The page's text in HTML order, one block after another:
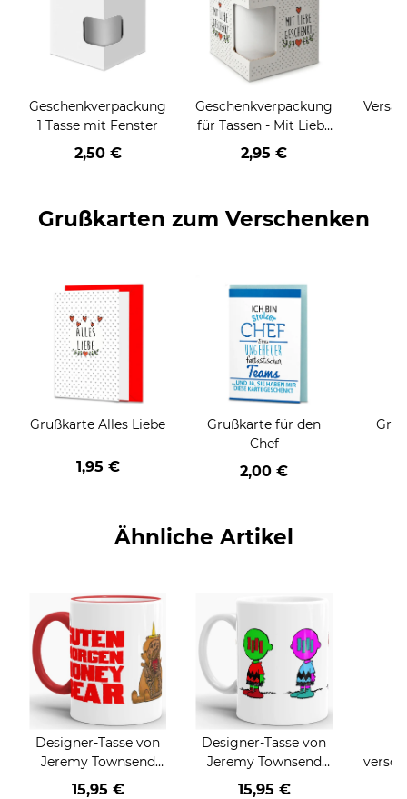
Geschenkverpackung
1 Tasse mit Fenster
2,50 €
Geschenkverpackung
für Tassen - Mit Liebe
geschenkt
2,95 €
Grußkarten zum Verschenken
Grußkarte Alles Liebe
1,95 €
Grußkarte für den
Chef
2,00 €
Ähnliche Artikel
Designer-Tasse von
Jeremy Townsend
"Honeybear"
15,95 €
Designer-Tasse von
Jeremy Townsend
"The Blockhead"
15,95 €